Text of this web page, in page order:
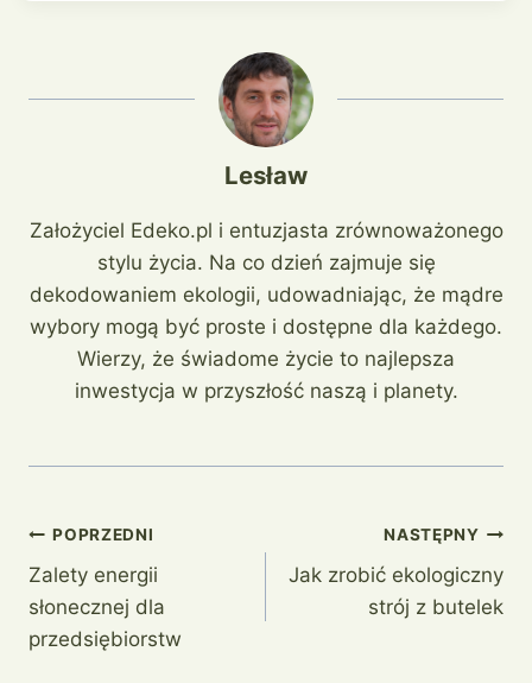
Lesław
Założyciel Edeko.pl i entuzjasta zrównoważonego
stylu życia. Na co dzień zajmuje się
dekodowaniem ekologii, udowadniając, że mądre
wybory mogą być proste i dostępne dla każdego.
Wierzy, że świadome życie to najlepsza
inwestycja w przyszłość naszą i planety.
Nawigacja
wpisu
POPRZEDNI
Zalety energii
słonecznej dla
przedsiębiorstw
NASTĘPNY
Jak zrobić ekologiczny
strój z butelek